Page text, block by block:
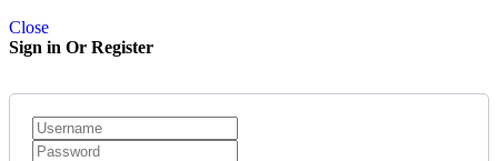
Close
Sign in Or Register